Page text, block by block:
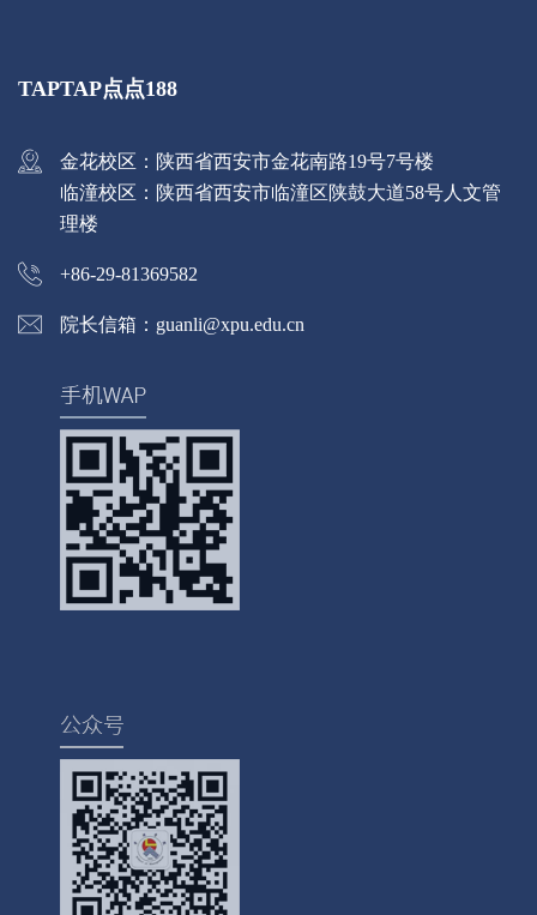
TAPTAP点点188
金花校区：陕西省西安市金花南路19号7号楼
临潼校区：陕西省西安市临潼区陕鼓大道58号人文管
理楼
+86-29-81369582
院长信箱：guanli@xpu.edu.cn